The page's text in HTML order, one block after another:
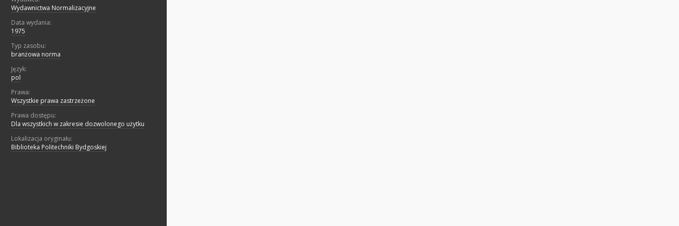
Wydawnictwa Normalizacyjne
Data wydania:
1975
Typ zasobu:
branżowa norma
Język:
pol
Prawa:
Wszystkie prawa zastrzeżone
Prawa dostępu:
Dla wszystkich w zakresie dozwolonego użytku
Lokalizacja oryginału:
Biblioteka Politechniki Bydgoskiej